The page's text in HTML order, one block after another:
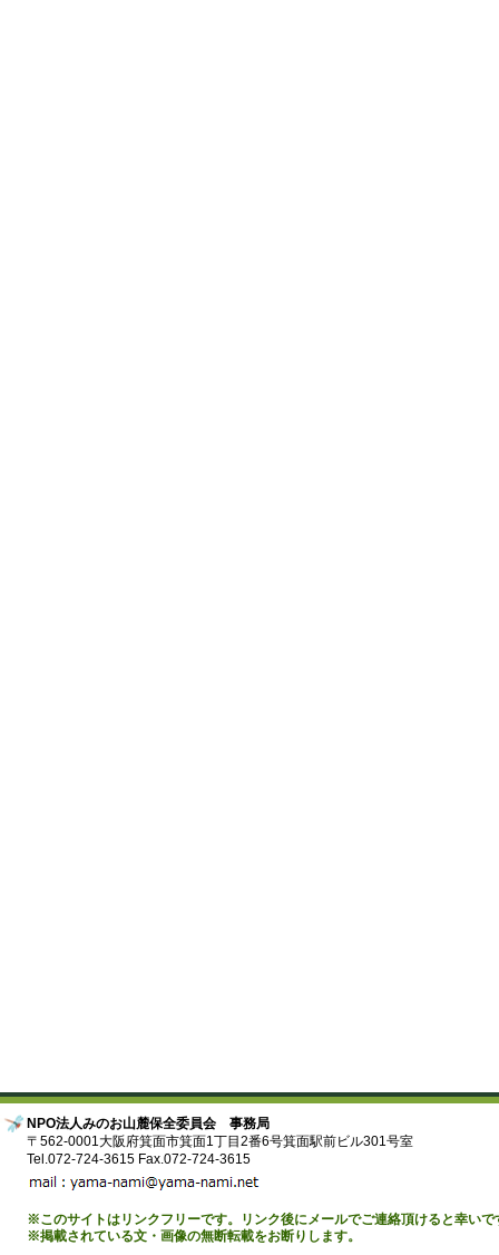
NPO法人みのお山麓保全委員会 事務局
〒562-0001大阪府箕面市箕面1丁目2番6号箕面駅前ビル301号室
Tel.072-724-3615 Fax.072-724-3615
※このサイトはリンクフリーです。リンク後にメールでご連絡頂けると幸いで
※掲載されている文・画像の無断転載をお断りします。